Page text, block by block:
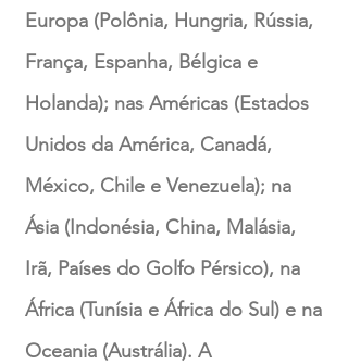
Europa (Polônia, Hungria, Rússia,
França, Espanha, Bélgica e
Holanda); nas Américas (Estados
Unidos da América, Canadá,
México, Chile e Venezuela); na
Ásia (Indonésia, China, Malásia,
Irã, Países do Golfo Pérsico), na
África (Tunísia e África do Sul) e na
Oceania (Austrália). A